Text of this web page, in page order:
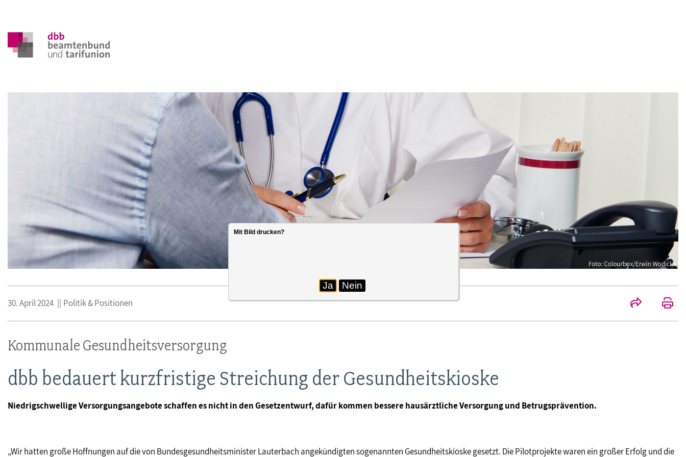
Kommunale Gesundheitsversorgung
dbb bedauert kurzfristige Streichung der Gesundheitskioske
Niedrigschwellige Versorgungsangebote schaffen es nicht in den Gesetzentwurf, dafür kommen bessere hausärztliche Versorgung und Betrugsprävention.
30. April 2024 Politik & Positionen
„Wir hatten große Hoffnungen auf die von Bundesgesundheitsminister Lauterbach angekündigten sogenannten Gesundheitskioske gesetzt. Die Pilotprojekte waren ein großer Erfolg und die
Mit Bild drucken?
Ja Nein